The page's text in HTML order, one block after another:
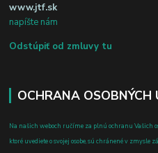
www.jtf.sk
napíšte nám
Odstúpiť od zmluvy tu
OCHRANA OSOBNÝCH
Na našich weboch ručíme za plnú ochranu Vašich
ktoré uvediete o svojej osobe, sú chránené v zmysle